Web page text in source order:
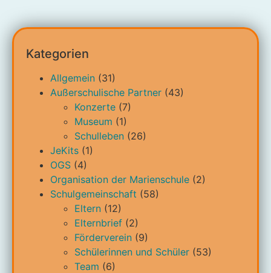
Kategorien
Allgemein (31)
Außerschulische Partner (43)
Konzerte (7)
Museum (1)
Schulleben (26)
JeKits (1)
OGS (4)
Organisation der Marienschule (2)
Schulgemeinschaft (58)
Eltern (12)
Elternbrief (2)
Förderverein (9)
Schülerinnen und Schüler (53)
Team (6)